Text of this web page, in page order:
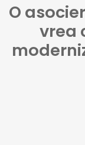
O
vrea